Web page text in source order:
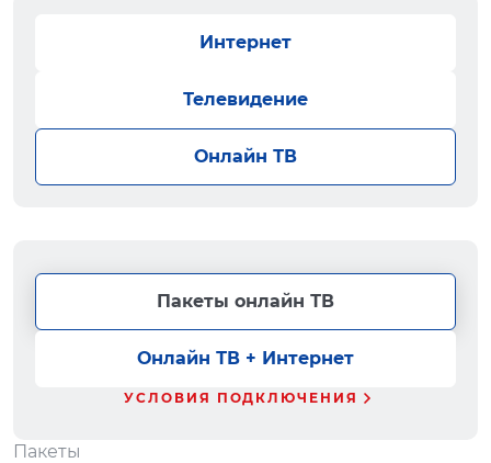
Интернет
Телевидение
Онлайн ТВ
Пакеты онлайн ТВ
Онлайн ТВ + Интернет
УСЛОВИЯ ПОДКЛЮЧЕНИЯ
Пакеты